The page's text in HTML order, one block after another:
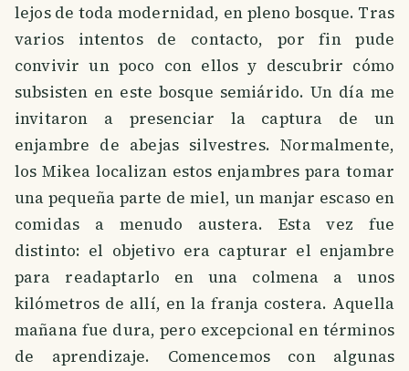
lejos de toda modernidad, en pleno bosque. Tras
varios intentos de contacto, por fin pude
convivir un poco con ellos y descubrir cómo
subsisten en este bosque semiárido. Un día me
invitaron a presenciar la captura de un
enjambre de abejas silvestres. Normalmente,
los Mikea localizan estos enjambres para tomar
una pequeña parte de miel, un manjar escaso en
comidas a menudo austera. Esta vez fue
distinto: el objetivo era capturar el enjambre
para readaptarlo en una colmena a unos
kilómetros de allí, en la franja costera. Aquella
mañana fue dura, pero excepcional en términos
de aprendizaje. Comencemos con algunas